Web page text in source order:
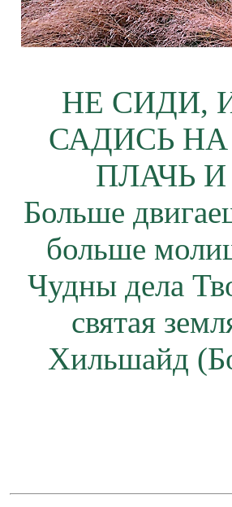
НЕ СИДИ,
САДИСЬ
ПЛАЧЬ
Больше
больше
Чудны дела
святая
Хильшайд